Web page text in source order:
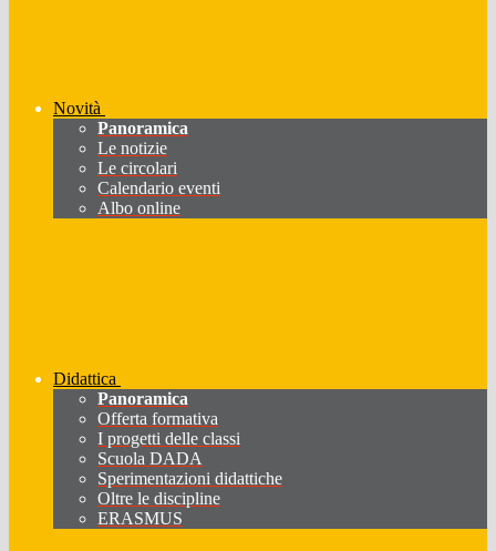
Novità
Panoramica
Le notizie
Le circolari
Calendario eventi
Albo online
Didattica
Panoramica
Offerta formativa
I progetti delle classi
Scuola DADA
Sperimentazioni didattiche
Oltre le discipline
ERASMUS